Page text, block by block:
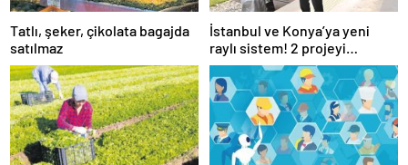
Tatlı, şeker, çikolata bagajda
satılmaz
İstanbul ve Konya’ya yeni
raylı sistem! 2 projeyi
Ulaştırma Bakanlığı üstlendi